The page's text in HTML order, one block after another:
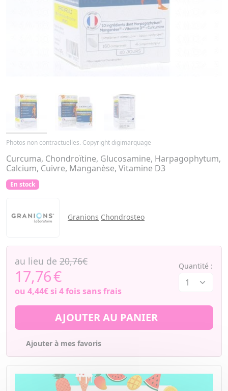
Photos non contractuelles. Copyright digimarquage
Curcuma, Chondroïtine, Glucosamine, Harpagophytum,
Calcium, Cuivre, Manganèse, Vitamine D3
En stock
Granions Chondrosteo
au lieu de 20,76€
17,76€
ou 4,44€si 4 fois sans frais
Quantité :
AJOUTER AU PANIER
Ajouter à mes favoris